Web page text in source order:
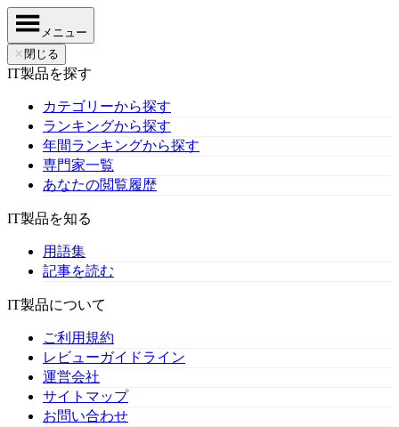
メニュー
✕ 閉じる
IT製品を探す
カテゴリーから探す
ランキングから探す
年間ランキングから探す
専門家一覧
あなたの閲覧履歴
IT製品を知る
用語集
記事を読む
IT製品について
ご利用規約
レビューガイドライン
運営会社
サイトマップ
お問い合わせ